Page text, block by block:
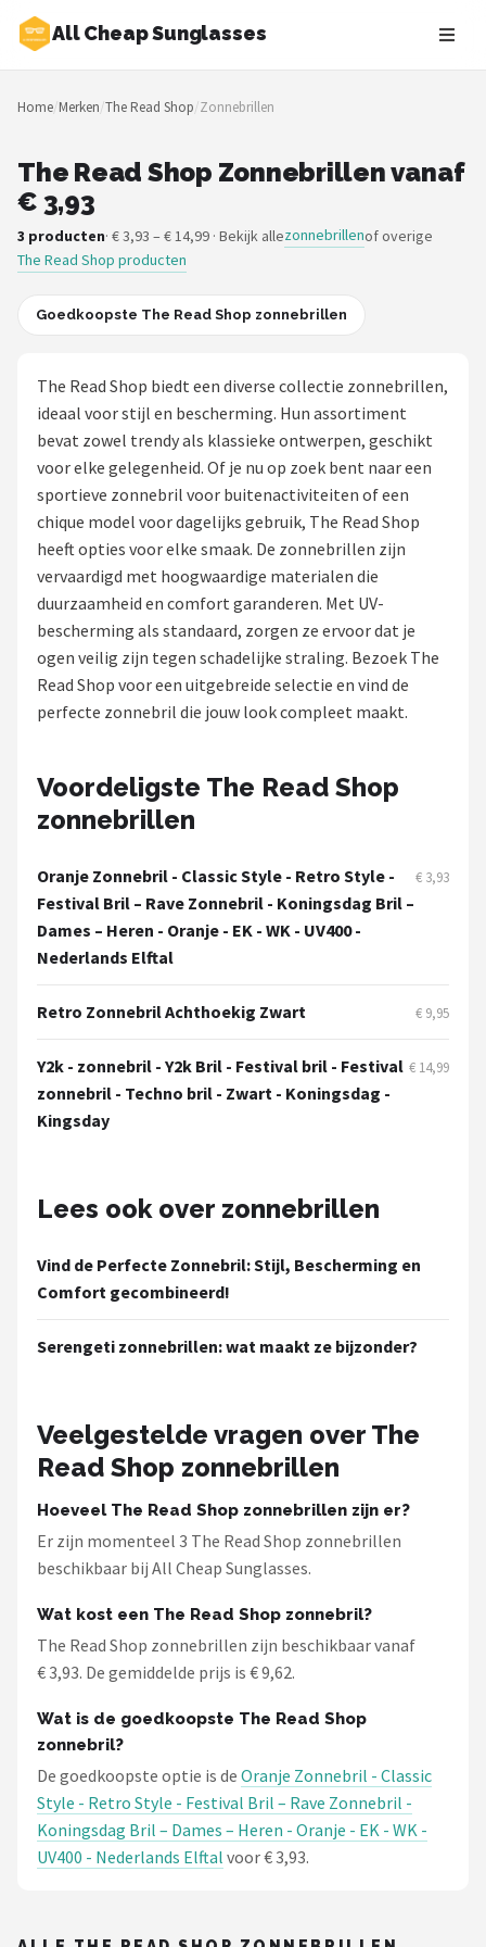
All Cheap Sunglasses
Zoeken
NAVIGATIE
Merken
Blog
Zonnebrillen
Shop
Polaroid
KIMU
Kingseven
Sinner
Montuurtjevoorjou
Guess
Maesy
Fako Sunglasses®
Serengeti
Alle merken →
Home/Merken/The Read Shop/Zonnebrillen
The Read Shop Zonnebrillen vanaf
€ 3,93
3 producten· € 3,93 – € 14,99 · Bekijk allezonnebrillenof overige
The Read Shop producten
Goedkoopste The Read Shop zonnebrillen
The Read Shop biedt een diverse collectie zonnebrillen,
ideaal voor stijl en bescherming. Hun assortiment
bevat zowel trendy als klassieke ontwerpen, geschikt
voor elke gelegenheid. Of je nu op zoek bent naar een
sportieve zonnebril voor buitenactiviteiten of een
chique model voor dagelijks gebruik, The Read Shop
heeft opties voor elke smaak. De zonnebrillen zijn
vervaardigd met hoogwaardige materialen die
duurzaamheid en comfort garanderen. Met UV-
bescherming als standaard, zorgen ze ervoor dat je
ogen veilig zijn tegen schadelijke straling. Bezoek The
Read Shop voor een uitgebreide selectie en vind de
perfecte zonnebril die jouw look compleet maakt.
Voordeligste The Read Shop
zonnebrillen
Oranje Zonnebril - Classic Style - Retro Style -
Festival Bril – Rave Zonnebril - Koningsdag Bril –
Dames – Heren - Oranje - EK - WK - UV400 -
Nederlands Elftal
€ 3,93
Retro Zonnebril Achthoekig Zwart € 9,95
Y2k - zonnebril - Y2k Bril - Festival bril - Festival
zonnebril - Techno bril - Zwart - Koningsdag -
Kingsday
€ 14,99
Lees ook over zonnebrillen
Vind de Perfecte Zonnebril: Stijl, Bescherming en
Comfort gecombineerd!
Serengeti zonnebrillen: wat maakt ze bijzonder?
Veelgestelde vragen over The
Read Shop zonnebrillen
Hoeveel The Read Shop zonnebrillen zijn er?
Er zijn momenteel 3 The Read Shop zonnebrillen
beschikbaar bij All Cheap Sunglasses.
Wat kost een The Read Shop zonnebril?
The Read Shop zonnebrillen zijn beschikbaar vanaf
€ 3,93. De gemiddelde prijs is € 9,62.
Wat is de goedkoopste The Read Shop
zonnebril?
De goedkoopste optie is de Oranje Zonnebril - Classic
Style - Retro Style - Festival Bril – Rave Zonnebril -
Koningsdag Bril – Dames – Heren - Oranje - EK - WK -
UV400 - Nederlands Elftal voor € 3,93.